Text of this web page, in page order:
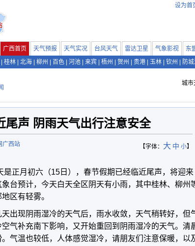
设为首
广西首页 天气预报 天气实况 台风天气 雷达卫星 气象影视 东
桂林 北海 柳州 百色 河池 来宾 梧州 贺州 贵港 玉林 钦州 防
城市
尾声 阴雨天气出行注意安全
【字体： 大 中 小】
广西站
是正月初六（15日），春节假期已经临近尾声，将迎来
台预计，今天白天全区阴天有小雨，其中桂林、柳州
区有轻雾。
出现阴雨湿冷的天气后，雨水收敛，天气稍转好，但
气补充南下影响，又开始重回到阴雨湿冷的天气。清
气温也较低，人体感觉湿冷，请朋友们注意保暖，以